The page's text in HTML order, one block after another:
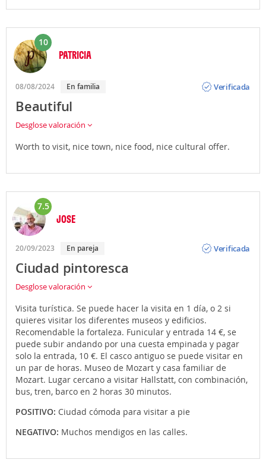
10
PATRICIA
08/08/2024 En familia
Verificada
Beautiful
Desglose valoración
Worth to visit, nice town, nice food, nice cultural offer.
7.5
JOSE
20/09/2023 En pareja
Verificada
Ciudad pintoresca
Desglose valoración
Visita turística. Se puede hacer la visita en 1 día, o 2 si
quieres visitar los diferentes museos y edificios.
Recomendable la fortaleza. Funicular y entrada 14 €, se
puede subir andando por una cuesta empinada y pagar
solo la entrada, 10 €. El casco antiguo se puede visitar en
un par de horas. Museo de Mozart y casa familiar de
Mozart. Lugar cercano a visitar Hallstatt, con combinación,
bus, tren, barco en 2 horas 30 minutos.
POSITIVO: Ciudad cómoda para visitar a pie
NEGATIVO: Muchos mendigos en las calles.